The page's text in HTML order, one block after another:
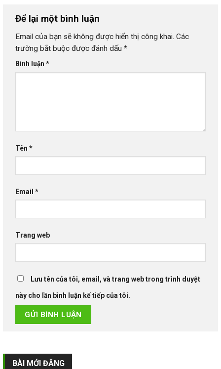
Để lại một bình luận
Email của bạn sẽ không được hiển thị công khai. Các
trường bắt buộc được đánh dấu *
Bình luận *
Tên *
Email *
Trang web
Lưu tên của tôi, email, và trang web trong trình duyệt
này cho lần bình luận kế tiếp của tôi.
BÀI MỚI ĐĂNG